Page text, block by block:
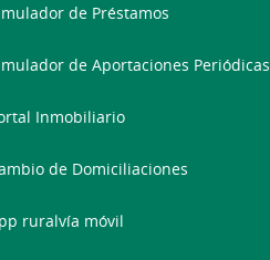
de Préstamos
de Aportaciones Periódicas
Inmobiliario
de Domiciliaciones
ruralvía móvil